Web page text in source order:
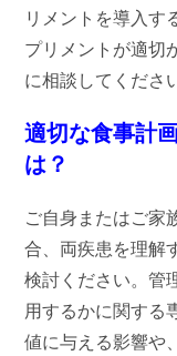
リメントを導入す
プリメントが適切
に相談してくださ
適切な食事計
は？
ご自身またはご家
合、両疾患を理解
検討ください。管
用するかに関する
値に与える影響や